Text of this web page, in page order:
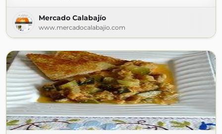
Mercado Calabajío
www.mercadocalabajio.com